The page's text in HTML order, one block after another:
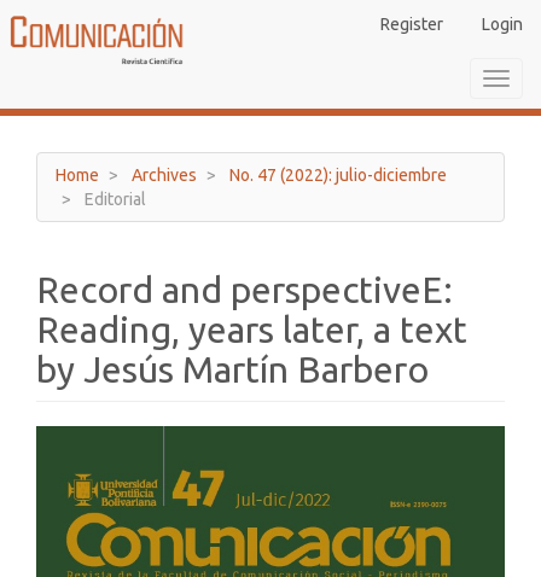
Navigation
Sidebar
Register Login
Home Archives
No. 47 (2022): julio-diciembre
Editorial
Record and perspectiveE:
Reading, years later, a text
by Jesús Martín Barbero
Sidebar